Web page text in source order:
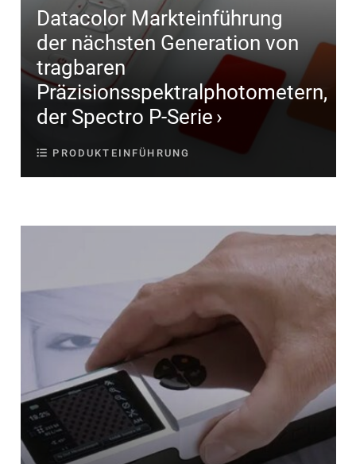
Datacolor Markteinführung
der nächsten Generation von
tragbaren
Präzisionsspektralphotometern,
der Spectro P-Serie
PRODUKTEINFÜHRUNG